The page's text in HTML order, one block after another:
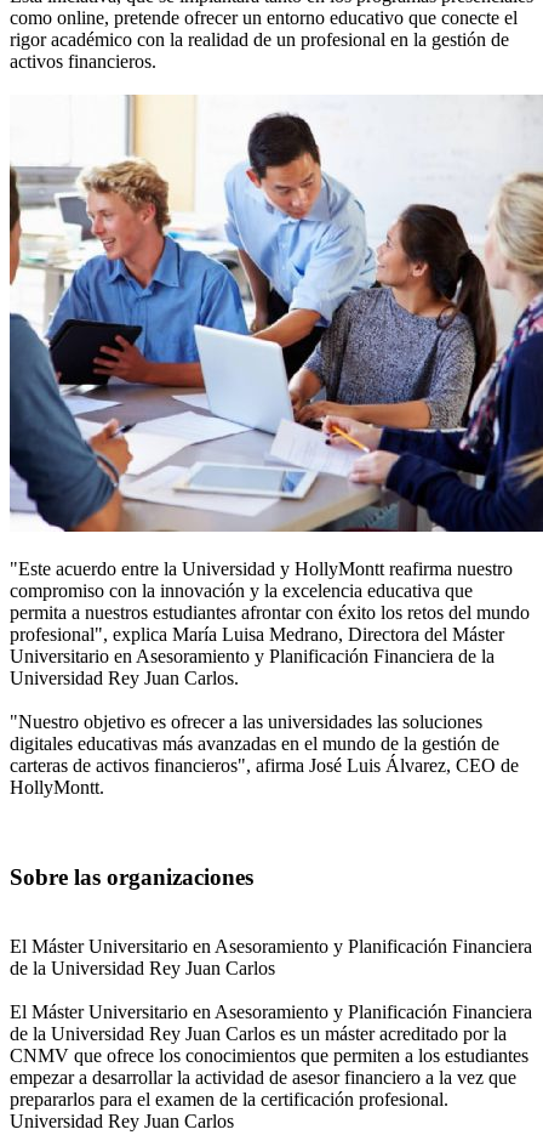
como online, pretende ofrecer un entorno educativo que conecte el
rigor académico con la realidad de un profesional en la gestión de
activos financieros.
"Este acuerdo entre la Universidad y HollyMontt reafirma nuestro
compromiso con la innovación y la excelencia educativa que
permita a nuestros estudiantes afrontar con éxito los retos del mundo
profesional", explica María Luisa Medrano, Directora del Máster
Universitario en Asesoramiento y Planificación Financiera de la
Universidad Rey Juan Carlos.
"Nuestro objetivo es ofrecer a las universidades las soluciones
digitales educativas más avanzadas en el mundo de la gestión de
carteras de activos financieros", afirma José Luis Álvarez, CEO de
HollyMontt.
Sobre las organizaciones
El Máster Universitario en Asesoramiento y Planificación Financiera
de la Universidad Rey Juan Carlos
El Máster Universitario en Asesoramiento y Planificación Financiera
de la Universidad Rey Juan Carlos es un máster acreditado por la
CNMV que ofrece los conocimientos que permiten a los estudiantes
empezar a desarrollar la actividad de asesor financiero a la vez que
prepararlos para el examen de la certificación profesional.
Universidad Rey Juan Carlos